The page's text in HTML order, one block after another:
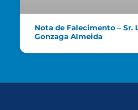
Nota de Falecimento – Sr.
Gonzaga Almeida